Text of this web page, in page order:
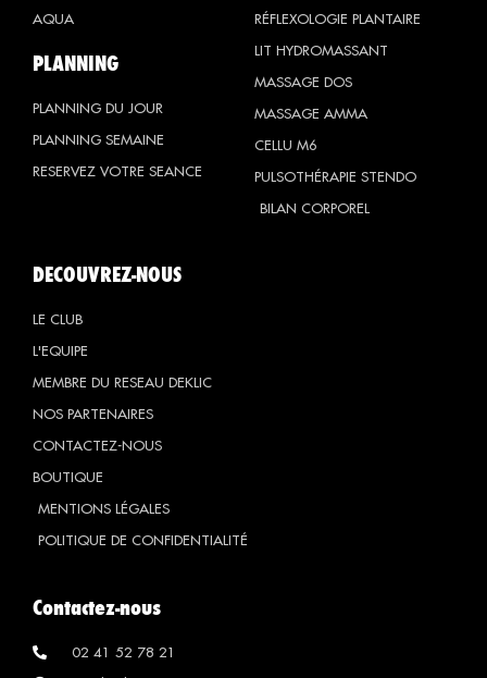
AQUA
PLANNING
PLANNING DU JOUR
PLANNING SEMAINE
RESERVEZ VOTRE SEANCE
RÉFLEXOLOGIE PLANTAIRE
LIT HYDROMASSANT
MASSAGE DOS
MASSAGE AMMA
CELLU M6
PULSOTHÉRAPIE STENDO
BILAN CORPOREL
DECOUVREZ-NOUS
LE CLUB
L'EQUIPE
MEMBRE DU RESEAU DEKLIC
NOS PARTENAIRES
CONTACTEZ-NOUS
BOUTIQUE
MENTIONS LÉGALES
POLITIQUE DE CONFIDENTIALITÉ
Contactez-nous
02 41 52 78 21